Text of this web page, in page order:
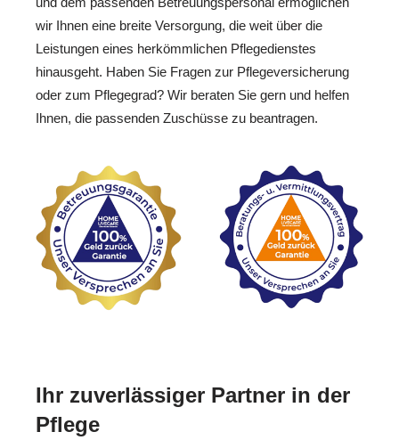
wir Ihnen eine breite Versorgung, die weit über die
Leistungen eines herkömmlichen Pflegedienstes
hinausgeht. Haben Sie Fragen zur Pflegeversicherung
oder zum Pflegegrad? Wir beraten Sie gern und helfen
Ihnen, die passenden Zuschüsse zu beantragen.
Ihr zuverlässiger Partner in der
Pflege